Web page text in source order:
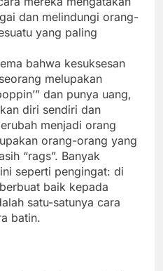
dan melindungi orang-
yang paling
bahwa kesuksesan
melupakan
dan punya uang,
diri sendiri dan
menjadi orang
orang-orang yang
“rags”. Banyak
seperti pengingat: di
baik kepada
satu-satunya cara
batin.